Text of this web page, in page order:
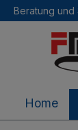
springen
Beratung und
Home